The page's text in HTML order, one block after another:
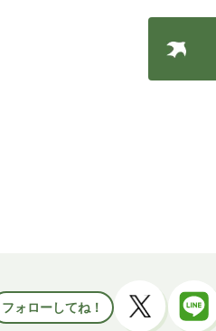
フォローしてね！